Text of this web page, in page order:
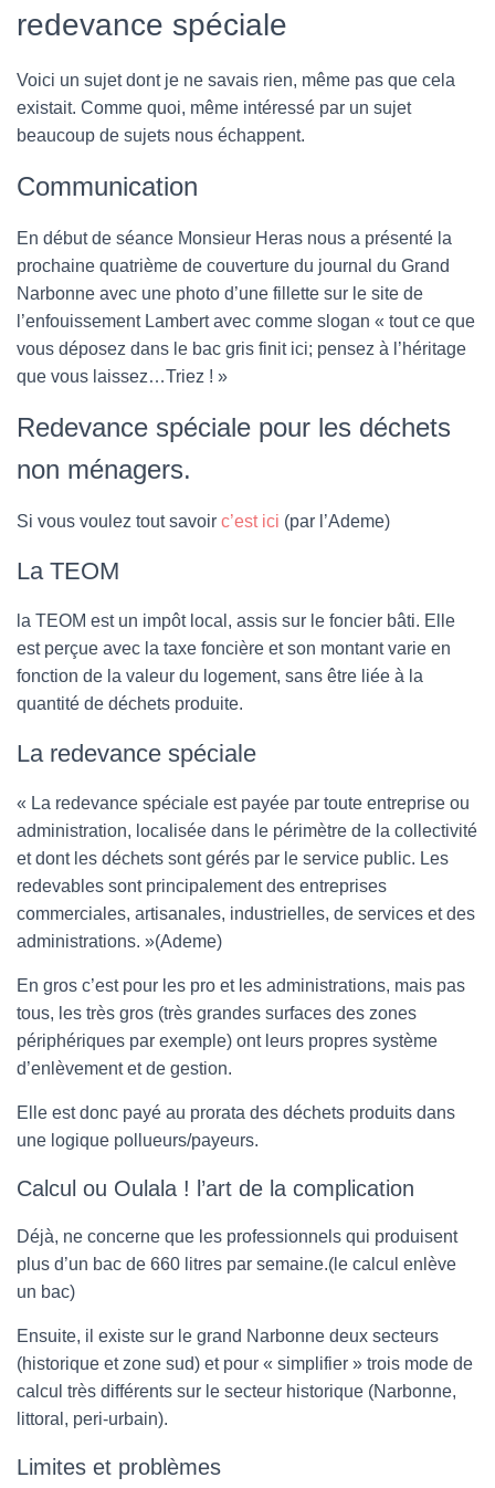
redevance spéciale
Voici un sujet dont je ne savais rien, même pas que cela
existait. Comme quoi, même intéressé par un sujet
beaucoup de sujets nous échappent.
Communication
En début de séance Monsieur Heras nous a présenté la
prochaine quatrième de couverture du journal du Grand
Narbonne avec une photo d’une fillette sur le site de
l’enfouissement Lambert avec comme slogan « tout ce que
vous déposez dans le bac gris finit ici; pensez à l’héritage
que vous laissez…Triez ! »
Redevance spéciale pour les déchets
non ménagers.
Si vous voulez tout savoir c’est ici (par l’Ademe)
La TEOM
la TEOM est un impôt local, assis sur le foncier bâti. Elle
est perçue avec la taxe foncière et son montant varie en
fonction de la valeur du logement, sans être liée à la
quantité de déchets produite.
La redevance spéciale
« La redevance spéciale est payée par toute entreprise ou
administration, localisée dans le périmètre de la collectivité
et dont les déchets sont gérés par le service public. Les
redevables sont principalement des entreprises
commerciales, artisanales, industrielles, de services et des
administrations. »(Ademe)
En gros c’est pour les pro et les administrations, mais pas
tous, les très gros (très grandes surfaces des zones
périphériques par exemple) ont leurs propres système
d’enlèvement et de gestion.
Elle est donc payé au prorata des déchets produits dans
une logique pollueurs/payeurs.
Calcul ou Oulala ! l’art de la complication
Déjà, ne concerne que les professionnels qui produisent
plus d’un bac de 660 litres par semaine.(le calcul enlève
un bac)
Ensuite, il existe sur le grand Narbonne deux secteurs
(historique et zone sud) et pour « simplifier » trois mode de
calcul très différents sur le secteur historique (Narbonne,
littoral, peri-urbain).
Limites et problèmes